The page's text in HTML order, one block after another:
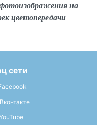
на
цветопередачи
сети
Вконтакте